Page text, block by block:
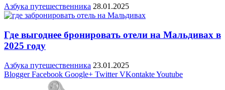
Азбука путешественника 28.01.2025
Где выгоднее бронировать отели на Мальдивах в
2025 году
Азбука путешественника 23.01.2025
Blogger Facebook Google+ Twitter VKontakteYoutube